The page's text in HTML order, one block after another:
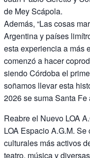
de Mey Scápola.
Además, “Las cosas
Argentina y países
esta experiencia a más
comenzó a hacer
siendo Córdoba el
soñamos llevar esta
2026 se suma Santa Fe
Reabre el Nuevo LOA
LOA Espacio A.G.M.
culturales más activos
teatro, música y